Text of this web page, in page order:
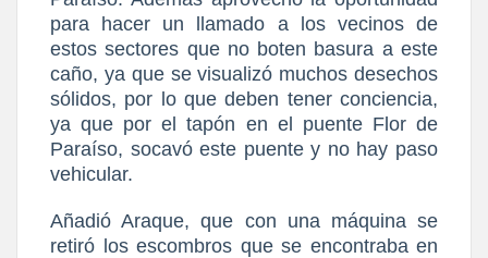
para hacer un llamado a los vecinos de
estos sectores que no boten basura a este
caño, ya que se visualizó muchos desechos
sólidos, por lo que deben tener conciencia,
ya que por el tapón en el puente Flor de
Paraíso, socavó este puente y no hay paso
vehicular.
Añadió Araque, que con una máquina se
retiró los escombros que se encontraba en